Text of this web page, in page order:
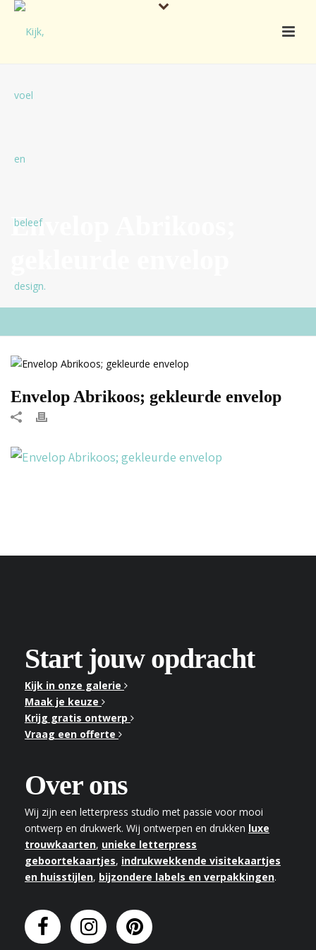
Envelop Abrikoos;
Envelop Abrikoos; gekleurde envelop
Start jouw opdracht
Kijk in onze galerie
Maak je keuze
Krijg gratis ontwerp
Vraag een offerte
Over ons
Wij zijn een letterpress studio met passie voor mooi
ontwerp en drukwerk. Wij ontwerpen en drukken luxe
trouwkaarten, unieke letterpress
geboortekaartjes, indrukwekkende visitekaartjes
en huisstijlen, bijzondere labels en verpakkingen.